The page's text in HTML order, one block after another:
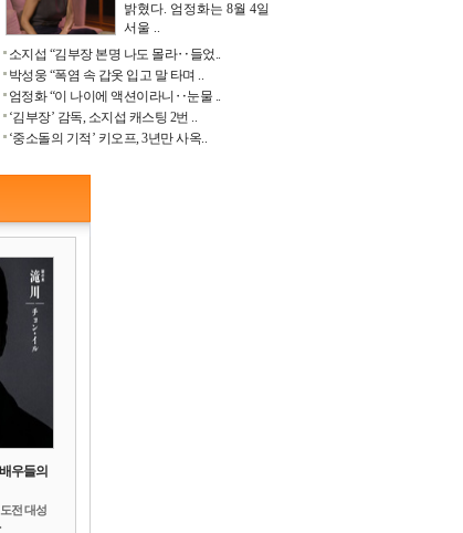
밝혔다. 엄정화는 8월 4일
서울 ..
소지섭 “김부장 본명 나도 몰라‥들었..
박성웅 “폭염 속 갑옷 입고 말 타며 ..
엄정화 “이 나이에 액션이라니‥눈물 ..
‘김부장’ 감독, 소지섭 캐스팅 2번 ..
‘중소돌의 기적’ 키오프, 3년만 사옥..
우들의
전 대성